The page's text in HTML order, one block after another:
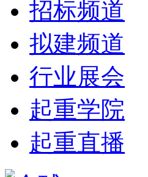
招标频道
拟建频道
行业展会
起重学院
起重直播